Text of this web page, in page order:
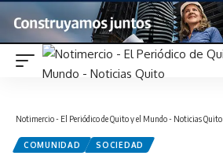
Notimercio - El Periódico de Quito y el Mundo - Noticias Quito
COMUNIDAD SOCIEDAD